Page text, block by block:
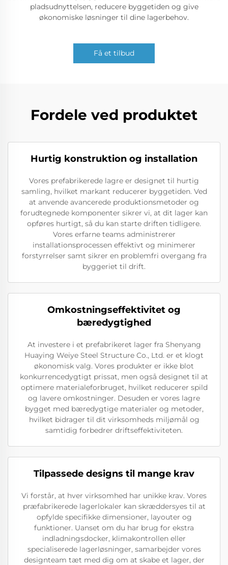
pladsudnyttelsen, reducere byggetiden og give
økonomiske løsninger til dine lagerbehov.
Få et tilbud
Fordele ved produktet
Hurtig konstruktion og installation
Vores prefabrikerede lagre er designet til hurtig
samling, hvilket markant reducerer byggetiden. Ved
at anvende avancerede produktionsmetoder og
forudtegnede komponenter sikrer vi, at dit lager kan
opføres hurtigt, så du kan starte driften tidligere.
Vores erfarne teams administrerer
installationsprocessen effektivt og minimerer
forstyrrelser samt sikrer en problemfri overgang fra
byggeriet til drift.
Omkostningseffektivitet og
bæredygtighed
At investere i et prefabrikeret lager fra Shenyang
Huaying Weiye Steel Structure Co., Ltd. er et klogt
økonomisk valg. Vores produkter er ikke blot
konkurrencedygtigt prissat, men også designet til at
optimere materialeforbruget, hvilket reducerer spild
og lavere omkostninger. Desuden er vores lagre
bygget med bæredygtige materialer og metoder,
hvilket bidrager til dit virksomheds miljømål og
samtidig forbedrer driftseffektiviteten.
Tilpassede designs til mange krav
Vi forstår, at hver virksomhed har unikke krav. Vores
præfabrikerede lagerlokaler kan skræddersyes til at
opfylde specifikke dimensioner, layouter og
funktioner. Uanset om du har brug for ekstra
indladningsdocker, klimakontrollen eller
specialiserede lagerløsninger, samarbejder vores
designteam tæt med dig om at skabe et lager, der